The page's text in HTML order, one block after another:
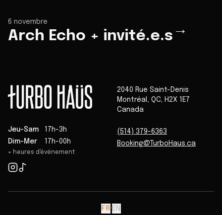
6 novembre
Arch Echo + invité.e.s →
Jeu-Sam
17h-3h
Dim-Mer
17h-00h
+ heures d'événement
2040 Rue Saint-Denis
Montréal , QC, H2X 1E7
Canada
(514) 379-6363
Booking@TurboHaus.ca
FR· EN